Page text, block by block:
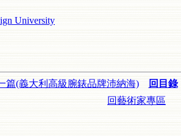
University
篇(義大利高級腕錶品牌沛納海) 回目錄
回藝術家專區